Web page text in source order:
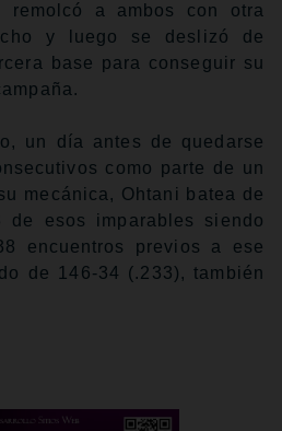
remolcó a ambos con otra
y luego se deslizó de
base para conseguir su
un día antes de quedarse
como parte de un
mecánica, Ohtani batea de
de esos imparables siendo
encuentros previos a ese
de 146-34 (.233), también